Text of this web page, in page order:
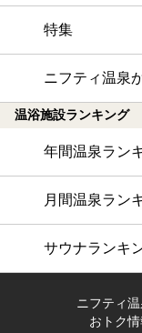
特集
ニフティ温泉
温浴施設ランキング
年間温泉ラン
月間温泉ラン
サウナランキ
ニフティ
おトク